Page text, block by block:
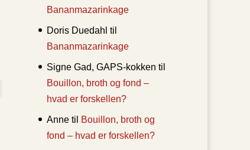
Bananmazarinkage
Doris Duedahl til
Bananmazarinkage
Signe Gad, GAPS-kokken til
Bouillon, broth og fond –
hvad er forskellen?
Anne til Bouillon, broth og
fond – hvad er forskellen?